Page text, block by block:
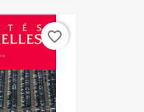
favorite_border